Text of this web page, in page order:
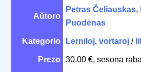
Aŭtoro
Petras Čeliauskas,
Puodėnas
Kategorio Lerniloj, vortaroj /
Prezo 30.00 €, sesona